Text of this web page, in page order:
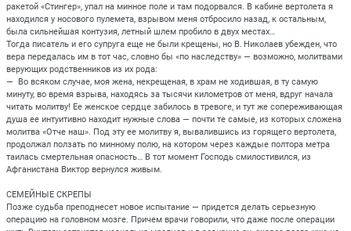
ракетой «Стингер», упал на минное поле и там подорвался. В кабине вертолета я
находился у носового пулемета, взрывом меня отбросило назад, к остальным,
была сильнейшая контузия, летный шлем пробило в двух местах…
Тогда писатель и его супруга еще не были крещены, но В. Николаев убежден, что
вера передалась им в тот час, словно бы «по наследству» — возможно, молитвами
верующих родственников из их рода:
— Во всяком случае, моя жена, некрещеная, в храм не ходившая, в ту самую
минуту, во время взрыва, находясь за тысячи километров от меня, вдруг начала
читать молитву! Ее женское сердце забилось в тревоге, и тут же сопереживающая
душа ее интуитивно находит нужные слова — почти те самые, из которых сложена
молитва «Отче наш». Под эту ее молитву я, вывалившись из горящего вертолета,
продолжал ползать по минному полю, на котором через каждые полтора метра
таилась смертельная опасность… В тот момент Господь смилостивился, из
Афганистана Виктор вернулся живым.
СЕМЕЙНЫЕ СКРЕПЫ
Позже судьба преподнесет новое испытание — придется делать серьезную
операцию на головном мозге. Причем врачи говорили, что даже после операции